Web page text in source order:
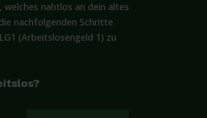
nahtlos an dein altes
nachfolgenden Schritte
(Arbeitslosengeld 1) zu